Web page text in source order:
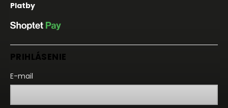
Platby
PRIHLÁSENIE
E-mail